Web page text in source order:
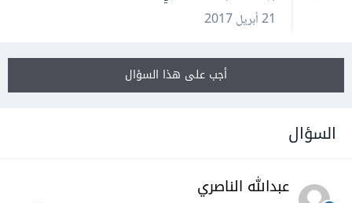
21 أبريل 2017
أجب على هذا السؤال
السؤال
عبدالله الناصري